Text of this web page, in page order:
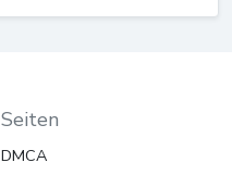
Seiten
DMCA